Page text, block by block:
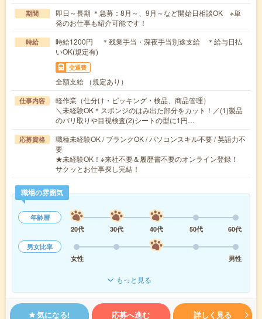
期間
即日～長期 ＊急募：8月～、9月～など開始日相談OK ※単
発のお仕事も紹介可能です！
時給
時給1200円 ＊残業手当・深夜手当別途支給 ＊給与日払
いOK(規定有)
交通費
全額支給 （規定あり）
仕事内容
軽作業（仕分け・ピッキング・検品、商品管理）
＼未経験OK＊スポンジのはみ出た部分をカット！／(1)製品
のバリ取りや目視検査(2)シートの型に1円…
応募資格
職種未経験OK / ブランクOK / パソコンスキル不要 / 英語力不
要
★未経験OK！※来社不要＆履歴書不要のオンライン登録！
サクッとお仕事探し完結！
職場の雰囲気
年齢層
20代
30代 40代 50代
60代
男女比率
女性
男性
もっと見る
気になる! 応募へ進む 詳しく見る